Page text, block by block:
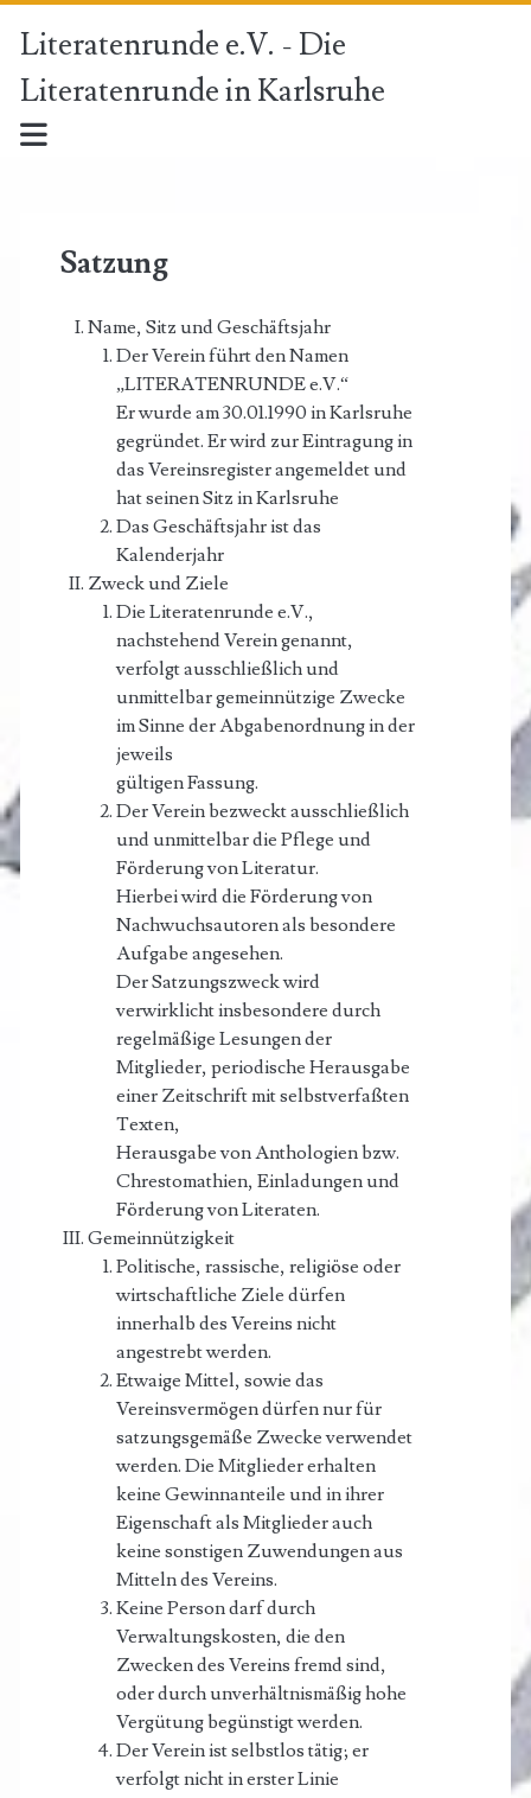
Literatenrunde e.V. - Die
Literatenrunde in Karlsruhe
Satzung
Name, Sitz und Geschäftsjahr
Der Verein führt den Namen
„LITERATENRUNDE e.V.“
Er wurde am 30.01.1990 in Karlsruhe
gegründet. Er wird zur Eintragung in
das Vereinsregister angemeldet und
hat seinen Sitz in Karlsruhe
Das Geschäftsjahr ist das
Kalenderjahr
Zweck und Ziele
Die Literatenrunde e.V.,
nachstehend Verein genannt,
verfolgt ausschließlich und
unmittelbar gemeinnützige Zwecke
im Sinne der Abgabenordnung in der
jeweils
gültigen Fassung.
Der Verein bezweckt ausschließlich
und unmittelbar die Pflege und
Förderung von Literatur.
Hierbei wird die Förderung von
Nachwuchsautoren als besondere
Aufgabe angesehen.
Der Satzungszweck wird
verwirklicht insbesondere durch
regelmäßige Lesungen der
Mitglieder, periodische Herausgabe
einer Zeitschrift mit selbstverfaßten
Texten,
Herausgabe von Anthologien bzw.
Chrestomathien, Einladungen und
Förderung von Literaten.
Gemeinnützigkeit
Politische, rassische, religiöse oder
wirtschaftliche Ziele dürfen
innerhalb des Vereins nicht
angestrebt werden.
Etwaige Mittel, sowie das
Vereinsvermögen dürfen nur für
satzungsgemäße Zwecke verwendet
werden. Die Mitglieder erhalten
keine Gewinnanteile und in ihrer
Eigenschaft als Mitglieder auch
keine sonstigen Zuwendungen aus
Mitteln des Vereins.
Keine Person darf durch
Verwaltungskosten, die den
Zwecken des Vereins fremd sind,
oder durch unverhältnismäßig hohe
Vergütung begünstigt werden.
Der Verein ist selbstlos tätig; er
verfolgt nicht in erster Linie